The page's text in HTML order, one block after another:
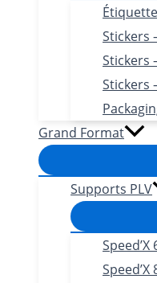
Stickers
Stickers
Stickers
Grand Format
Supports PLV
Speed’X
Speed’X